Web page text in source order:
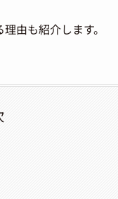
由も紹介します。